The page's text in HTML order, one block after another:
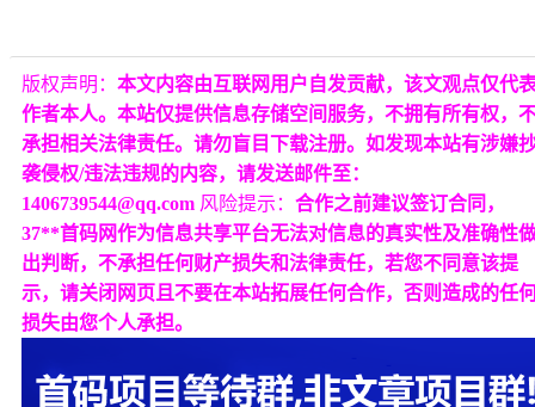
版权声明： 本文内容由互联网用户自发贡献，该文观点仅代
作者本人。本站仅提供信息存储空间服务，不拥有所有权，
承担相关法律责任。请勿盲目下载注册。如发现本站有涉嫌
袭侵权/违法违规的内容，请发送邮件至：
1406739544@qq.com 风险提示： 合作之前建议签订合同，
37**首码网作为信息共享平台无法对信息的真实性及准确性
出判断，不承担任何财产损失和法律责任，若您不同意该提
示，请关闭网页且不要在本站拓展任何合作，否则造成的任
损失由您个人承担。